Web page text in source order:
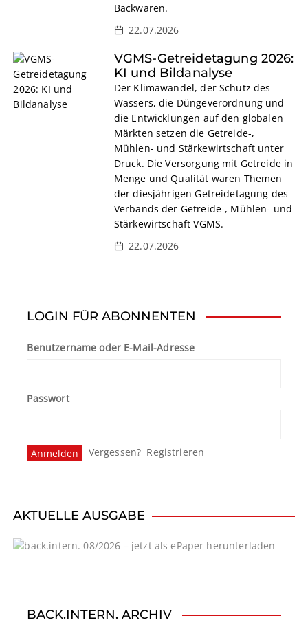
Backwaren.
22.07.2026
VGMS-Getreidetagung 2026:
KI und Bildanalyse
Der Klimawandel, der Schutz des
Wassers, die Düngeverordnung und
die Entwicklungen auf den globalen
Märkten setzen die Getreide-,
Mühlen- und Stärkewirtschaft unter
Druck. Die Versorgung mit Getreide in
Menge und Qualität waren Themen
der diesjährigen Getreidetagung des
Verbands der Getreide-, Mühlen- und
Stärkewirtschaft VGMS.
22.07.2026
LOGIN FÜR ABONNENTEN
Benutzername oder E-Mail-Adresse
Passwort
Vergessen? Registrieren
AKTUELLE AUSGABE
BACK.INTERN. ARCHIV